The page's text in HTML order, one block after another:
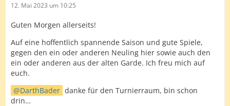
12. Mai 2023 um 10:25
Guten Morgen allerseits!
Auf eine hoffentlich spannende Saison und gute Spiele,
gegen den ein oder anderen Neuling hier sowie auch den
ein oder anderen aus der alten Garde. Ich freu mich auf
euch.
DarthBader danke für den Turnierraum, bin schon
drin…